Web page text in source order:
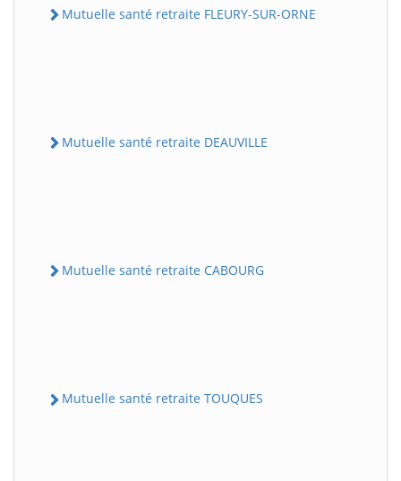
Mutuelle santé retraite FLEURY-SUR-ORNE
Mutuelle santé retraite DEAUVILLE
Mutuelle santé retraite CABOURG
Mutuelle santé retraite TOUQUES